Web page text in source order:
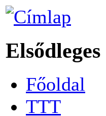
Főoldal
TTT